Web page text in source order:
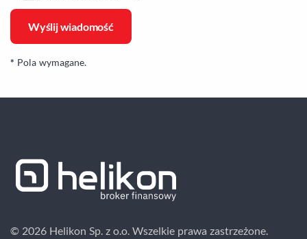
* Pola wymagane.
© 2026 Helikon Sp. z o.o. Wszelkie prawa zastrzeżone.